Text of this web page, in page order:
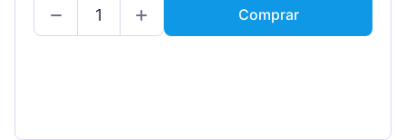
Comprar